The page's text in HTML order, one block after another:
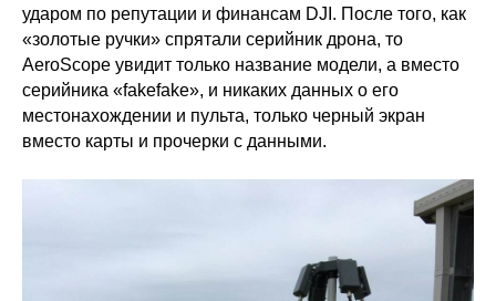
ударом по репутации и финансам DJI. После того, как
«золотые ручки» спрятали серийник дрона, то
AeroScope увидит только название модели, а вместо
серийника «fakefake», и никаких данных о его
местонахождении и пульта, только черный экран
вместо карты и прочерки с данными.